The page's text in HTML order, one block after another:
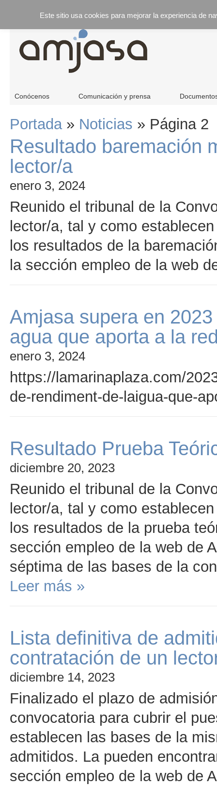
Conócenos Comunicación y prensa
Portada» Noticias » Página 2
Resultado baremación
lector/a
enero 3, 2024
Reunido el tribunal de la
lector/a, tal y como
los resultados de la
la sección empleo de la web
Amjasa supera en
agua que aporta a la
enero 3, 2024
https://lamarinaplaza.com/
de-rendiment-de-laigua-que-
Resultado Prueba
diciembre 20, 2023
Reunido el tribunal de la
lector/a, tal y como
los resultados de la prueba
sección empleo de la web de
séptima de las bases de la
Leer más »
Lista definitiva de
contratación de un
diciembre 14, 2023
Finalizado el plazo de
convocatoria para cubrir el
establecen las bases de la
admitidos. La pueden
sección empleo de la web de
Este sitio usa cookies para mejorar la experiencia de